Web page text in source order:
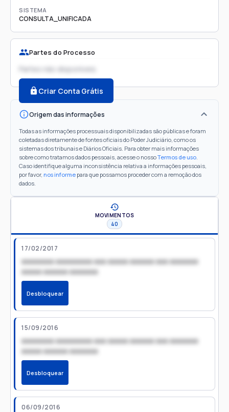
SISTEMA
CONSULTA_UNIFICADA
Partes do Processo
Partes não disponíveis
Criar Conta Grátis
Origem das informações
Todas as informações processuais disponibilizadas são públicas e foram
coletadas diretamente de fontes oficiais do Poder Judiciário, como os
sistemas dos tribunais e Diários Oficiais. Para obter mais informações
sobre como tratamos dados pessoais, acesse o nossoTermos de uso.
Caso identifique alguma inconsistência relativa a informações pessoais,
por favor, nos informe para que possamos proceder com a remoção dos
dados.
MOVIMENTOS
40
17/02/2017
xxxxxxxx xxxxxxxxx xxx xxxxx xxxxxx xxx xxxxxxx
xxxxx xxxxxx xxxxxxx
Desbloquear
15/09/2016
xxxxxxxx xxxxxxxxx xxx xxxxx xxxxxx xxx xxxxxxx
xxxxx xxxxxx xxxxxxx
Desbloquear
06/09/2016